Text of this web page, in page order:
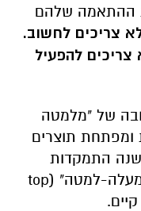
ההתאמה שלהם
צריכים לחשוב.
צריכים להפעיל
של "מלמטה
ומפתחת תוצרים
התמקדות
למטה" (top